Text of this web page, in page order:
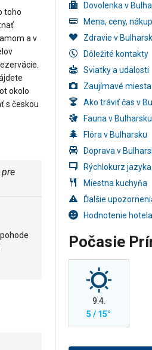
toho
a v
okolo
s českou
Dovolenka v
Mena, ceny,
Zdravie v
Dôležité kontakty
Sviatky a udalosti
Zaujímavé miesta
Ako tráviť čas v
Fauna v Bulharsku
Flóra v Bulharsku
Doprava v
Rýchlokurz jazyka
Miestna kuchyňa
Ďalšie
Hodnotenie
Počasie
9.4.
5 / 15°